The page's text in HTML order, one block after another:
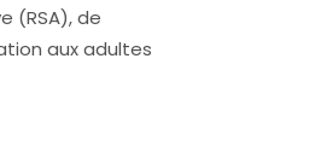
(RSA), de
aux adultes